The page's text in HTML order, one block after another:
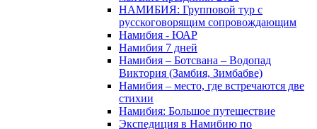
НАМИБИЯ: Групповой тур с
русскоговорящим сопровождающим
Намибия - ЮАР
Намибия 7 дней
Намибия – Ботсвана – Водопад
Виктория (Замбия, Зимбабве)
Намибия – место, где встречаются две
стихии
Намибия: Большое путешествие
Экспедиция в Намибию по